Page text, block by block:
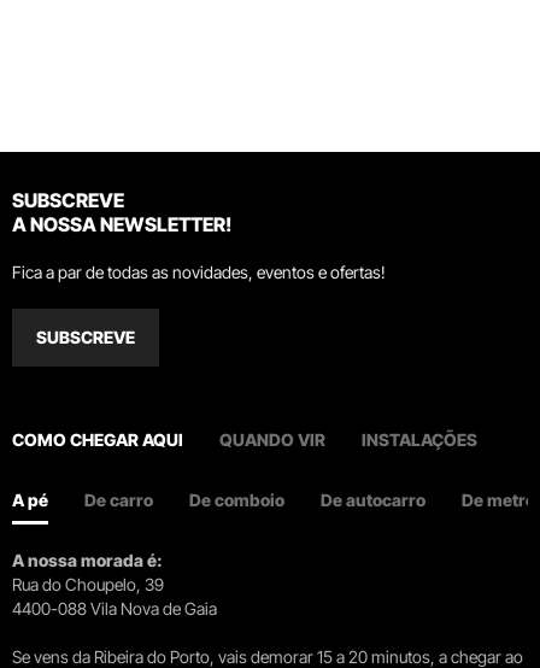
SUBSCREVE
A NOSSA NEWSLETTER!
Fica a par de todas as novidades, eventos e ofertas!
SUBSCREVE
COMO CHEGAR AQUI QUANDO VIR INSTALAÇÕES
A pé De carro De comboio De autocarro De metro
A nossa morada é:
Rua do Choupelo, 39
4400-088 Vila Nova de Gaia
Se vens da Ribeira do Porto, vais demorar 15 a 20 minutos, a chegar ao